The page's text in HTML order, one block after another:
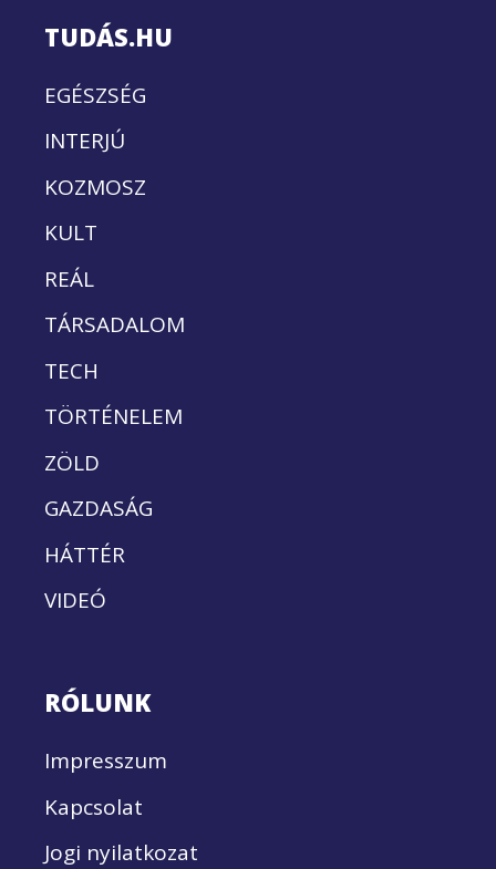
TUDÁS.HU
EGÉSZSÉG
INTERJÚ
KOZMOSZ
KULT
REÁL
TÁRSADALOM
TECH
TÖRTÉNELEM
ZÖLD
GAZDASÁG
HÁTTÉR
VIDEÓ
RÓLUNK
Impresszum
Kapcsolat
Jogi nyilatkozat